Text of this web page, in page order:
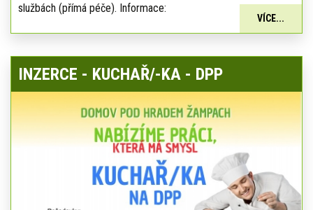
službách (přímá péče). Informace:
VÍCE...
INZERCE - KUCHAŘ/-KA - DPP